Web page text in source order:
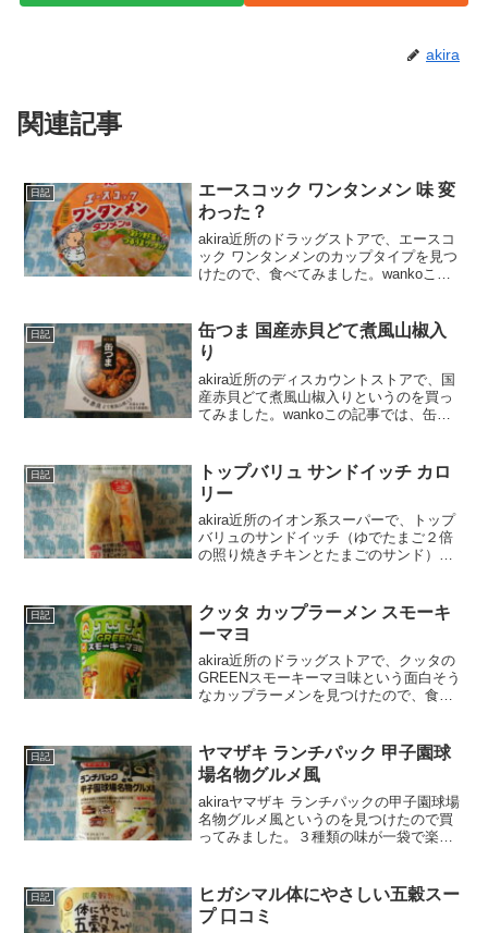
akira
関連記事
日記
エースコック ワンタンメン 味 変
わった？
akira近所のドラッグストアで、エースコ
ック ワンタンメンのカップタイプを見つ
けたので、食べてみました。wankoこの
るよ！エースコック ワンタンメン 口コミ
エー...
日記
缶つま 国産赤貝どて煮風山椒入
り
akira近所のディスカウントストアで、国
産赤貝どて煮風山椒入りというのを買っ
てみました。wankoこの記事では、缶つ
介するよ！お買い得アイテムが大集合！
買うならやっぱ...
日記
トップバリュ サンドイッチ カロ
リー
akira近所のイオン系スーパーで、トップ
バリュのサンドイッチ（ゆでたまご２倍
の照り焼きチキンとたまごのサンド）を
でたまご２倍の照り焼きチキンとたまご
のサンド）の...
日記
クッタ カップラーメン スモーキ
ーマヨ
akira近所のドラッグストアで、クッタの
GREENスモーキーマヨ味という面白そう
なカップラーメンを見つけたので、食べ
コミや、カロリーなどを紹介するよ！ク
ッタ...
日記
ヤマザキ ランチパック 甲子園球
場名物グルメ風
akiraヤマザキ ランチパックの甲子園球場
名物グルメ風というのを見つけたので買
ってみました。３種類の味が一袋で楽し
球場名物グルメ風の正直な感想や、カロ
リーなど...
日記
ヒガシマル体にやさしい五穀スー
プ 口コミ